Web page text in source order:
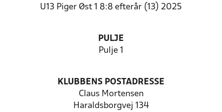
U13 Piger Øst 1 8:8 efterår (13) 2025
PULJE
Pulje 1
KLUBBENS POSTADRESSE
Claus Mortensen
Haraldsborgvej 134